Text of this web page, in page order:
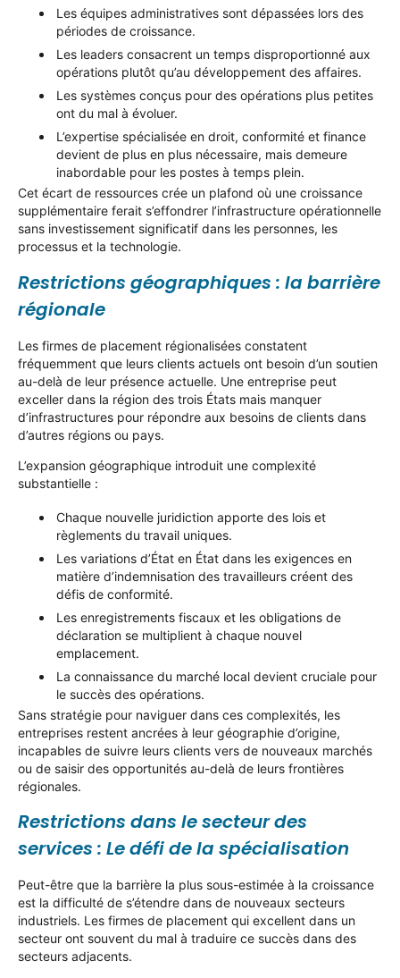
Les équipes administratives sont dépassées lors des
périodes de croissance.
Les leaders consacrent un temps disproportionné aux
opérations plutôt qu’au développement des affaires.
Les systèmes conçus pour des opérations plus petites
ont du mal à évoluer.
L’expertise spécialisée en droit, conformité et finance
devient de plus en plus nécessaire, mais demeure
inabordable pour les postes à temps plein.
Cet écart de ressources crée un plafond où une croissance
supplémentaire ferait s’effondrer l’infrastructure opérationnelle
sans investissement significatif dans les personnes, les
processus et la technologie.
Restrictions géographiques : la barrière
régionale
Les firmes de placement régionalisées constatent
fréquemment que leurs clients actuels ont besoin d’un soutien
au-delà de leur présence actuelle. Une entreprise peut
exceller dans la région des trois États mais manquer
d’infrastructures pour répondre aux besoins de clients dans
d’autres régions ou pays.
L’expansion géographique introduit une complexité
substantielle :
Chaque nouvelle juridiction apporte des lois et
règlements du travail uniques.
Les variations d’État en État dans les exigences en
matière d’indemnisation des travailleurs créent des
défis de conformité.
Les enregistrements fiscaux et les obligations de
déclaration se multiplient à chaque nouvel
emplacement.
La connaissance du marché local devient cruciale pour
le succès des opérations.
Sans stratégie pour naviguer dans ces complexités, les
entreprises restent ancrées à leur géographie d’origine,
incapables de suivre leurs clients vers de nouveaux marchés
ou de saisir des opportunités au-delà de leurs frontières
régionales.
Restrictions dans le secteur des
services : Le défi de la spécialisation
Peut-être que la barrière la plus sous-estimée à la croissance
est la difficulté de s’étendre dans de nouveaux secteurs
industriels. Les firmes de placement qui excellent dans un
secteur ont souvent du mal à traduire ce succès dans des
secteurs adjacents.